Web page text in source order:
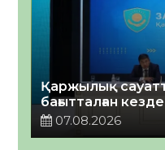
Қаржылық
бағытталған
07.08.2026